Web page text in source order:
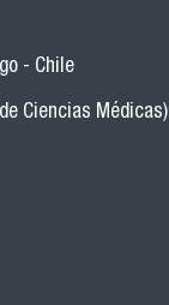
- Chile
Ciencias Médicas)